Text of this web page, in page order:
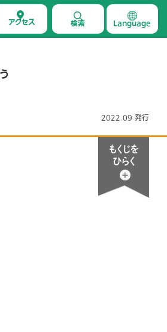
アクセス 検索 Language
2022.09 発行
もくじを
ひらく